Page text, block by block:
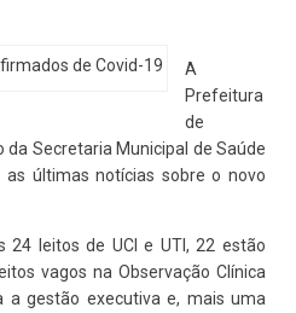
de Covid-19
A
Prefeitura
de
da Secretaria Municipal de Saúde
últimas notícias sobre o novo
24 leitos de UCI e UTI, 22 estão
vagos na Observação Clínica
a gestão executiva e, mais uma